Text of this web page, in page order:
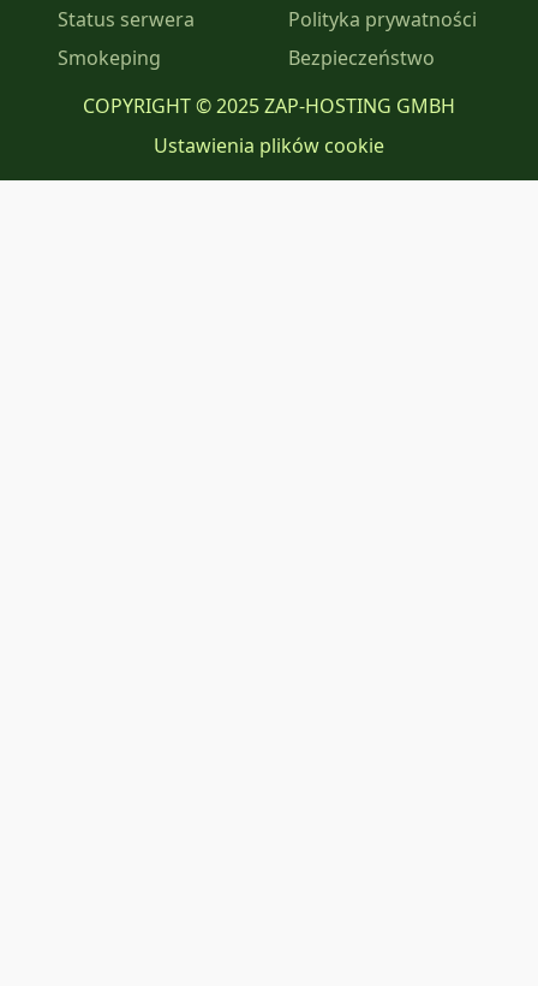
Status serwera
Smokeping
Polityka prywatności
Bezpieczeństwo
COPYRIGHT © 2025 ZAP-HOSTING GMBH
Ustawienia plików cookie